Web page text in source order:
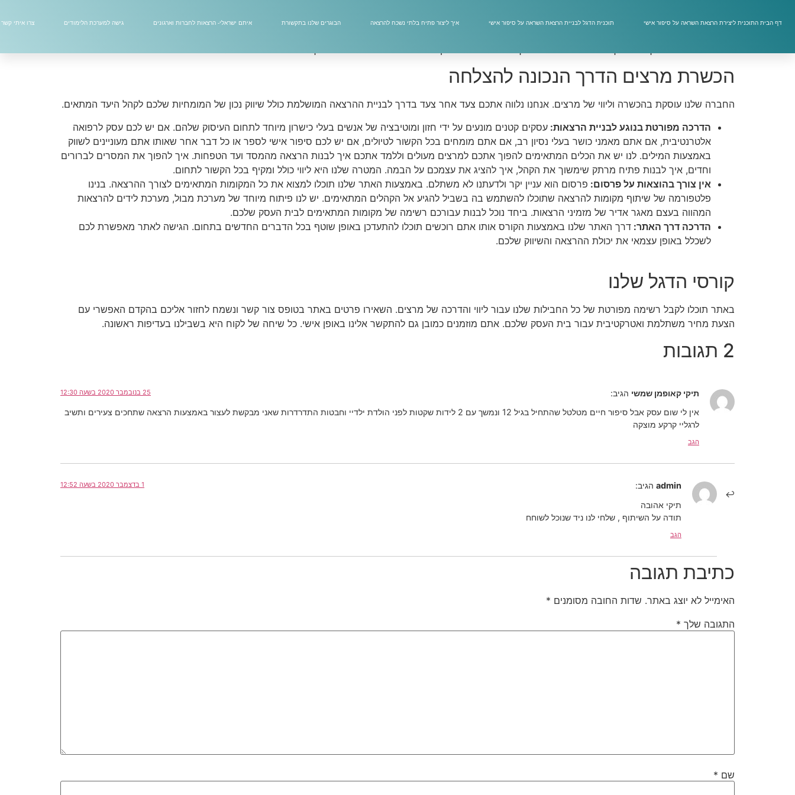
דף הבית התוכנית ליצירת הרצאת השראה על סיפור אישי תוכנית הדגל לבניית הרצאת השראה על סיפור אישי איך ליצור פתיח בלתי נשכח להרצאה הבוגרים שלנו בתקשורת איתם ישראלי- הרצאות לחברות וארגונים גישה למערכת הלימודים צרו איתי קשר
קטנים. הקורסים שלנו מיועדים לכל מי שמעוניין להפוך את תחום המומחיות שלו להרצאה מרתקת ומושכת ובעיקר רווחית לשם הגדלת מקורות ההכנסה. אם תדעו לשווק את
הכשרת מרצים הדרך הנכונה להצלחה
החברה שלנו עוסקת בהכשרה וליווי של מרצים. אנחנו נלווה אתכם צעד אחר צעד בדרך לבניית ההרצאה המושלמת כולל שיווק נכון של המומחיות שלכם לקהל היעד המתאים.
הדרכה מפורטת בנוגע לבניית הרצאות: עסקים קטנים מונעים על ידי חזון ומוטיבציה של אנשים בעלי כישרון מיוחד לתחום העיסוק שלהם. אם יש לכם עסק לרפואה
אלטרנטיבית, אם אתם מאמני כושר בעלי נסיון רב, אם אתם מומחים בכל הקשור לטיולים, אם יש לכם סיפור אישי לספר או כל דבר אחר שאותו אתם מעוניינים לשווק
באמצעות המילים. לנו יש את הכלים המתאימים להפוך אתכם למרצים מעולים וללמד אתכם איך לבנות הרצאה מהמסד ועד הטפחות. איך להפוך את המסרים לברורים
וחדים, איך לבנות פתיח מרתק שימשוך את הקהל, איך להציג את עצמכם על הבמה. המטרה שלנו היא ליווי כולל ומקיף בכל הקשור לתחום.
אין צורך בהוצאות על פרסום: פרסום הוא עניין יקר ולדעתנו לא משתלם. באמצעות האתר שלנו תוכלו למצוא את כל המקומות המתאימים לצורך ההרצאה. בנינו
פלטפורמה של שיתוף מקומות להרצאה שתוכלו להשתמש בה בשביל להגיע אל הקהלים המתאימים. יש לנו פיתוח מיוחד של מערכת מבול, מערכת לידים להרצאות
המהווה בעצם מאגר אדיר של מזמיני הרצאות. ביחד נוכל לבנות עבורכם רשימה של מקומות המתאימים לבית העסק שלכם.
הדרכה דרך האתר: דרך האתר שלנו באמצעות הקורס אותו אתם רוכשים תוכלו להתעדכן באופן שוטף בכל הדברים החדשים בתחום. הגישה לאתר מאפשרת לכם
לשכלל באופן עצמאי את יכולת ההרצאה והשיווק שלכם.
קורסי הדגל שלנו
באתר תוכלו לקבל רשימה מפורטת של כל החבילות שלנו עבור ליווי והדרכה של מרצים. השאירו פרטים באתר בטופס צור קשר ונשמח לחזור אליכם בהקדם האפשרי עם
הצעת מחיר משתלמת ואטרקטיבית עבור בית העסק שלכם. אתם מוזמנים כמובן גם להתקשר אלינו באופן אישי. כל שיחה של לקוח היא בשבילנו בעדיפות ראשונה.
2 תגובות
תיקי קאופמן שמשי הגיב: 25 בנובמבר 2020 בשעה 12:30
אין לי שום עסק אבל סיפור חיים מטלטל שהתחיל בגיל 12 ונמשך עם 2 לידות שקטות לפני הולדת ילדיי וחבטות התדרדרות שאני מבקשת לעצור באמצעות הרצאה שתחכים צעירים ותשיב
לרגליי קרקע מוצקה
הגב
admin הגיב: 1 בדצמבר 2020 בשעה 12:52
תיקי אהובה
תודה על השיתוף , שלחי לנו ניד שנוכל לשוחח
הגב
כתיבת תגובה
האימייל לא יוצג באתר. שדות החובה מסומנים *
התגובה שלך *
שם *